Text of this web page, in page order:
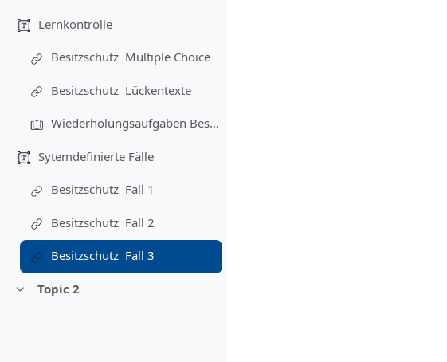
Lernkontrolle
Besitzschutz ­ Multiple Choice
Besitzschutz ­ Lückentexte
Wiederholungsaufgaben Besitzschutz
Sytemdefinierte Fälle
Besitzschutz ­ Fall 1
Besitzschutz ­ Fall 2
Besitzschutz ­ Fall 3
Свернуть
Topic 2